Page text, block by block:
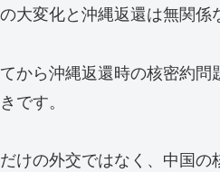
大変化と沖縄返還は無関係
から沖縄返還時の核密約
です。
けの外交ではなく、中国